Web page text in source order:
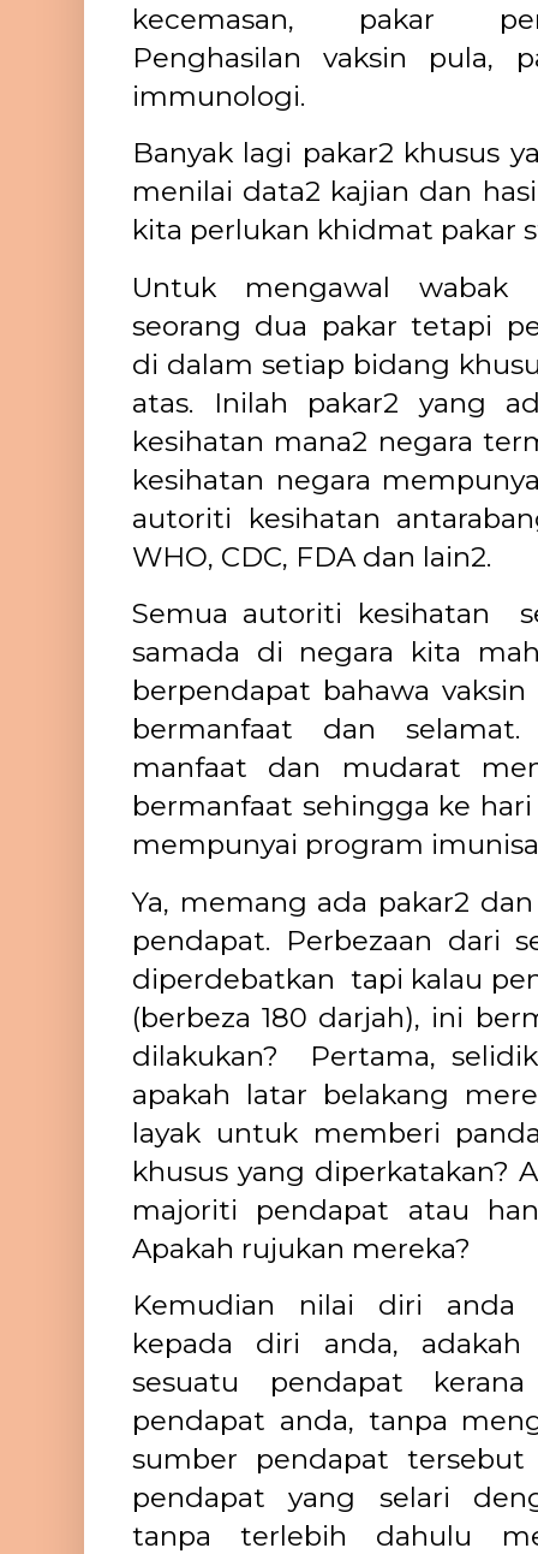
kecemasan, pakar
Penghasilan vaksin pula,
immunologi.
Banyak lagi pakar2 khusus
menilai data2 kajian dan
kita perlukan khidmat pakar
Untuk mengawal wabak
seorang dua pakar tetapi
di dalam setiap bidang
atas. Inilah pakar2 yang
kesihatan mana2 negara
kesihatan negara
autoriti kesihatan
WHO, CDC, FDA dan lain2.
Semua autoriti kesihatan
samada di negara kita
berpendapat bahawa
bermanfaat dan
manfaat dan mudarat
bermanfaat sehingga ke
mempunyai program
Ya, memang ada pakar2
pendapat. Perbezaan dari
diperdebatkan tapi kalau
(berbeza 180 darjah), ini
dilakukan? Pertama,
apakah latar belakang
layak untuk memberi
khusus yang diperkatakan?
majoriti pendapat atau
Apakah rujukan mereka?
Kemudian nilai diri anda
kepada diri anda,
sesuatu pendapat
pendapat anda, tanpa
sumber pendapat
pendapat yang selari
tanpa terlebih dahulu